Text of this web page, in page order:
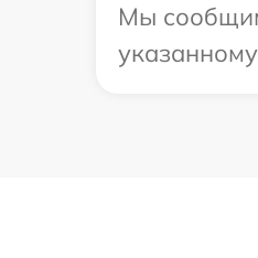
Мы